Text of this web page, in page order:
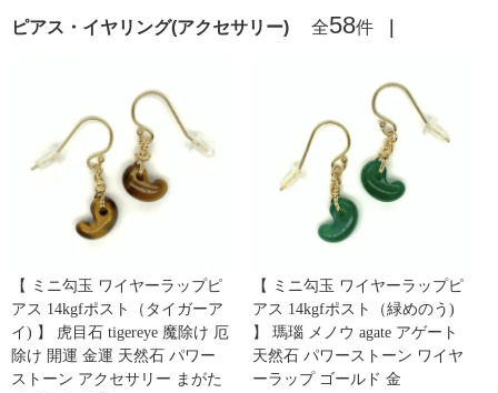
ピアス・イヤリング(アクセサリー) 全58件
【 ミニ勾玉 ワイヤーラップピ
アス 14kgfポスト（タイガーア
イ) 】 虎目石 tigereye 魔除け 厄
除け 開運 金運 天然石 パワー
ストーン アクセサリー まがた
【 ミニ勾玉 ワイヤーラップピ
アス 14kgfポスト（緑めのう)
】 瑪瑙 メノウ agate アゲート
天然石 パワーストーン ワイヤ
ーラップ ゴールド 金